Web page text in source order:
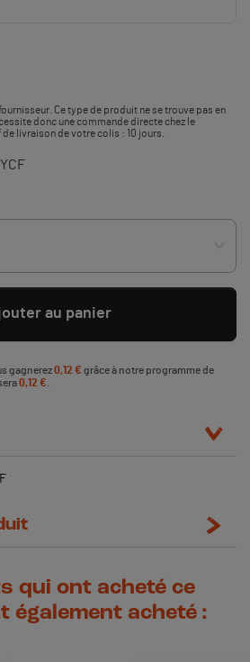
Ce type de produit ne se trouve pas en
donc une commande directe chez le
livraison de votre colis : 10 jours.
au panier
gagnerez0,12 € grâce à notre programme de
0,12 €
qui ont acheté ce
également acheté :